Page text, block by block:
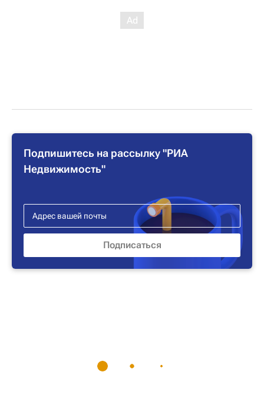
Подпишитесь на рассылку "РИА
Недвижимость"